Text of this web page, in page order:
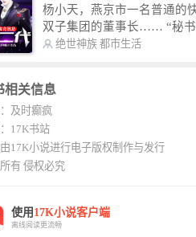
紧时间进群：487963015 微
ushi1982,公众号上有问必答
杨小天，燕京市一名普通的
双子集团的董事长…… “秘书，给我定制一套百亿富翁的吃喝住行标准！”
“好的，杨总。” “你晚上在我的床上安排五个嫩模是怎么回事？” “回杨总，
办不到的。
绝世神族 都市生活
相关信息
及时癫疯
17K书站
17K小说进行电子版权制作与发行
有 侵权必究
使用 17K小说客户端
离线阅读更流畅